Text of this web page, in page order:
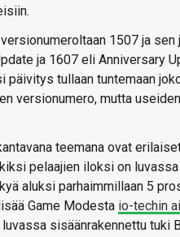
1507 ja
ja 1607 eli Anniversary
päivitys tullaan tuntemaan
versionumero, mutta
teemana ovat
pelaajien iloksi on
aluksi parhaimmillaan 5
Game Modesta io-techin
sisäänrakennettu tuki